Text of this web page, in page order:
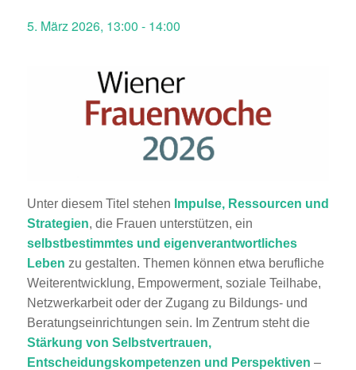
5. März 2026, 13:00 - 14:00
Unter diesem Titel stehen Impulse, Ressourcen und
Strategien, die Frauen unterstützen, ein
selbstbestimmtes und eigenverantwortliches
Leben zu gestalten. Themen können etwa berufliche
Weiterentwicklung, Empowerment, soziale Teilhabe,
Netzwerkarbeit oder der Zugang zu Bildungs- und
Beratungseinrichtungen sein. Im Zentrum steht die
Stärkung von Selbstvertrauen,
Entscheidungskompetenzen und Perspektiven –